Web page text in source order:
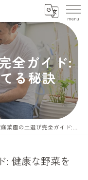
全ガイド:
る秘訣
菜園の土選び完全ガイド: 健康な野菜を育てる秘訣
: 健康な野菜を